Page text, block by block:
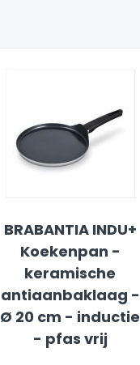
BRABANTIA INDU+
Koekenpan -
keramische
antiaanbaklaag -
Ø 20 cm - inductie
- pfas vrij